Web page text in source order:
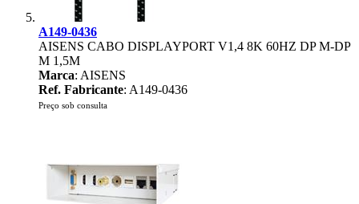
A149-0436
AISENS CABO DISPLAYPORT V1,4 8K 60HZ DP M-DP
M 1,5M
Marca: AISENS
Ref. Fabricante: A149-0436
Preço sob consulta